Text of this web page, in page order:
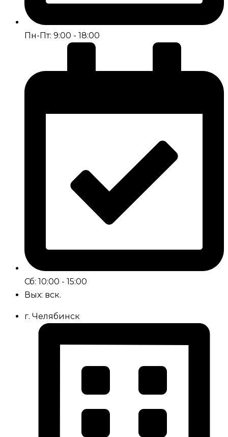
Пн-Пт: 9:00 - 18:00
Сб: 10:00 - 15:00
Вых: вск.
г. Челябинск